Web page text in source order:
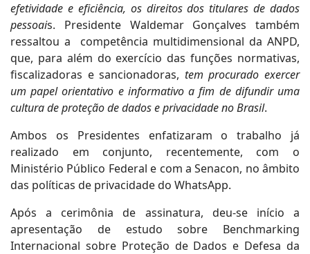
efetividade e eficiência, os direitos dos titulares de dados
pessoais. Presidente Waldemar Gonçalves também
ressaltou a competência multidimensional da ANPD,
que, para além do exercício das funções normativas,
fiscalizadoras e sancionadoras, tem procurado exercer
um papel orientativo e informativo a fim de difundir uma
cultura de proteção de dados e privacidade no Brasil.
Ambos os Presidentes enfatizaram o trabalho já
realizado em conjunto, recentemente, com o
Ministério Público Federal e com a Senacon, no âmbito
das políticas de privacidade do WhatsApp.
Após a cerimônia de assinatura, deu-se início a
apresentação de estudo sobre Benchmarking
Internacional sobre Proteção de Dados e Defesa da